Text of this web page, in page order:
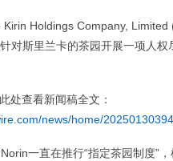
Holdings Company,
对斯里兰卡的茶园开展一项人权
处查看新闻稿全文：
news/home/
一直在推行“指定茶园制度”